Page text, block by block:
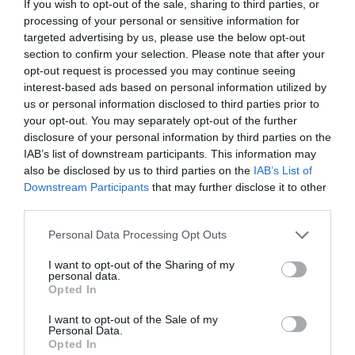
If you wish to opt-out of the sale, sharing to third parties, or
processing of your personal or sensitive information for
targeted advertising by us, please use the below opt-out
section to confirm your selection. Please note that after your
opt-out request is processed you may continue seeing
interest-based ads based on personal information utilized by
us or personal information disclosed to third parties prior to
your opt-out. You may separately opt-out of the further
disclosure of your personal information by third parties on the
IAB’s list of downstream participants. This information may
also be disclosed by us to third parties on the IAB’s List of
Downstream Participants that may further disclose it to other
Personal Data Processing Opt Outs
I want to opt-out of the Sharing of my
personal data.
Opted In
I want to opt-out of the Sale of my
Personal Data.
Opted In
Ο 29χρονος Νοτιοκορεάτης τηςΦέγενορντ συνιστά μια
εξαιρετική απάντηση στο «θέλω» των Πρασίνων. Κι ας
μιλάμε για παίκτη που πατάει στο «8» και πηγαίνει πιο
κοντά στο «10», παρά στο «6». Όπως και να έχει, είναι
πολύ υψηλού επιπέδου,ένας box to box μεγάλης
κλάσης. Παίζει παντού και πάντα σε φουλ εντάσεις και
με ασταμάτητα τρεξίματα, γνωρίζει πώς να ελέγχει το
τέμπο, την κυκλοφορία της μπάλας. OK, δεν είναι και ο
πιο εύκολος χαρακτήρας του κόσμου, όμως όλα είναι
θέμα διαχείρισης και τρόπου, να βρεις το κουμπί του
δηλαδή.
Βασικά, ως μοντέλο χαφ, ο Χουάνγκ είναι